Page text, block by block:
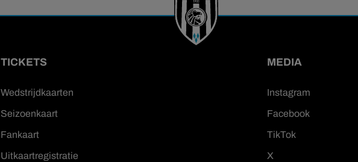
TICKETS
Wedstrijdkaarten
Seizoenkaart
Fankaart
Uitkaartregistratie
MEDIA
Instagram
Facebook
TikTok
X